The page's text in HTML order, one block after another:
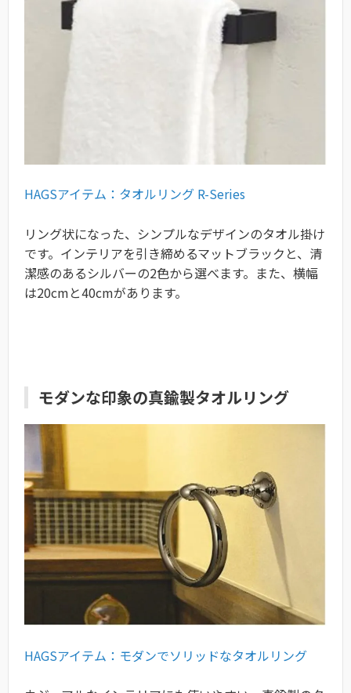
HAGSアイテム：タオルリング R-Series
リング状になった、シンプルなデザインのタオル掛け
です。インテリアを引き締めるマットブラックと、清
潔感のあるシルバーの2色から選べます。また、横幅
は20cmと40cmがあります。
モダンな印象の真鍮製タオルリング
HAGSアイテム：モダンでソリッドなタオルリング